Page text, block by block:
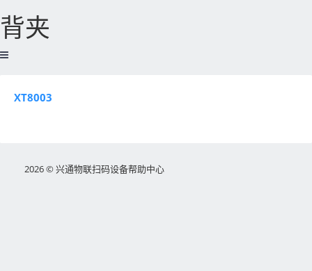
背夹
XT8003
2026 © 兴通物联扫码设备帮助中心